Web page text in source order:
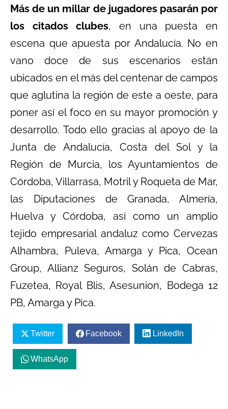
Más de un millar de jugadores pasarán por
los citados clubes, en una puesta en
escena que apuesta por Andalucía. No en
vano doce de sus escenarios están
ubicados en el más del centenar de campos
que aglutina la región de este a oeste, para
poner así el foco en su mayor promoción y
desarrollo. Todo ello gracias al apoyo de la
Junta de Andalucía, Costa del Sol y la
Región de Murcia, los Ayuntamientos de
Córdoba, Villarrasa, Motril y Roqueta de Mar,
las Diputaciones de Granada, Almería,
Huelva y Córdoba, así como un amplio
tejido empresarial andaluz como Cervezas
Alhambra, Puleva, Amarga y Pica, Ocean
Group, Allianz Seguros, Solán de Cabras,
Fuzetea, Royal Blis, Asesunion, Bodega 12
PB, Amarga y Pica.
Twitter Facebook LinkedIn
WhatsApp